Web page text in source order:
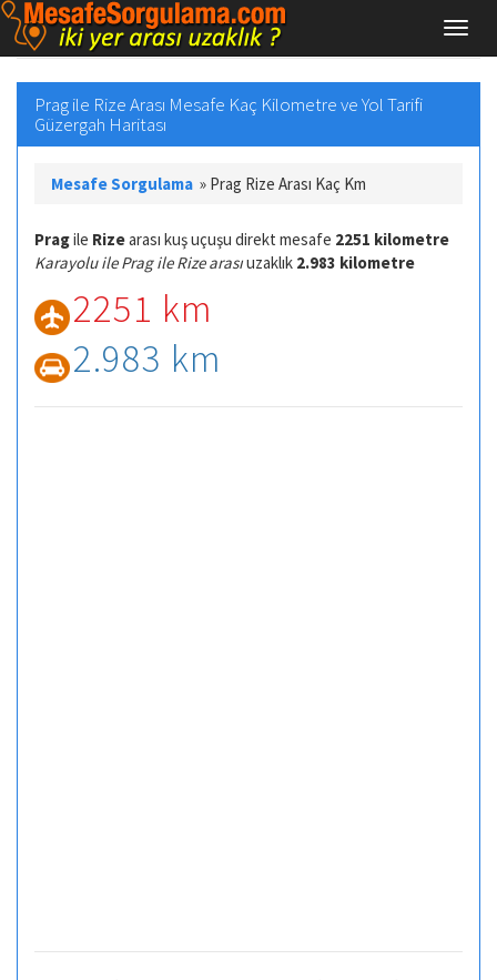
Prag ile Rize Arası Mesafe Kaç Kilometre ve Yol Tarifi
Güzergah Haritası
Mesafe Sorgulama » Prag Rize Arası Kaç Km
Pragile Rizearası kuş uçuşu direkt mesafe 2251 kilometre
Karayolu ile Prag ile Rize arasıuzaklık 2.983 kilometre
2251 km
2.983 km